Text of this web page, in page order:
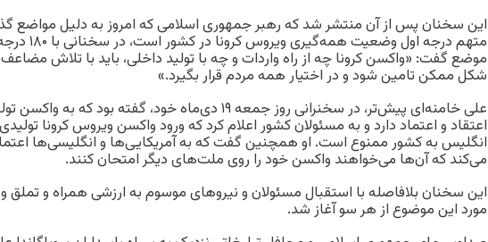
این سخنان پس از آن منتشر شد که رهبر جمهوری اسلامی که امروز به دلیل مواضع
متهم درجه اول وضعیت
موضع گفت: «واکسن کرونا چه از راه واردات و چه با تولید داخلی، باید با تلاش
شکل ممکن تامین شود و در اختیار همه مردم قرار بگیرد.»
علی خامنه‌ای پیش‌تر، در سخنرانی روز جمعه ۱۹ دی‌ماه خود، گفته بود که به
اعتقاد و اعتماد دارد و به مسئولان کشور اعلام کرد که ورود واکسن ویروس کرونا
انگلیس به کشور ممنوع است. او همچنین گفت که به آمریکایی‌ها و انگلیسی‌ها
می‌کند که آن‌ها می‌خواهند واکسن خود را روی ملت‌های دیگر امتحان کنند.
این سخنان بلافاصله با استقبال مسئولان و نیروهای موسوم به ارزشی همراه و تملق و
مورد این موضوع از هر سو آغاز شد.